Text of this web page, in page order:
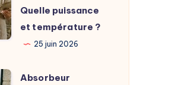
Quelle puissance
et température ?
25 juin 2026
Absorbeur